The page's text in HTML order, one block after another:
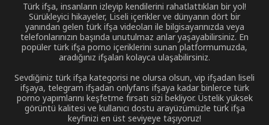
Türk ifşa, insanların izleyip kendilerini rahatlattıkları bir yol!
Sürükleyici hikayeler, Liseli içerikler ve dünyanın dört bir
yanından gelen türk ifşa videoları ile bilgisayarınızda veya
telefonlarınızın başında unutulmaz anlar yaşayabilirsiniz. En
popüler türk ifşa porno içeriklerini sunan platformumuzda,
aradığınız ifşaları kolayca ulaşabilirsiniz.
Sevdiğiniz türk ifşa kategorisi ne olursa olsun, vip ifşadan liseli
ifşaya, telegram ifşadan onlyfans ifşaya kadar binlerce türk
porno yapımlarını keşfetme fırsatı sizi bekliyor. Üstelik yüksek
görüntü kalitesi ve kullanıcı dostu arayüzümüzle türk ifşa
keyfinizi en üst seviyeye taşıyoruz!